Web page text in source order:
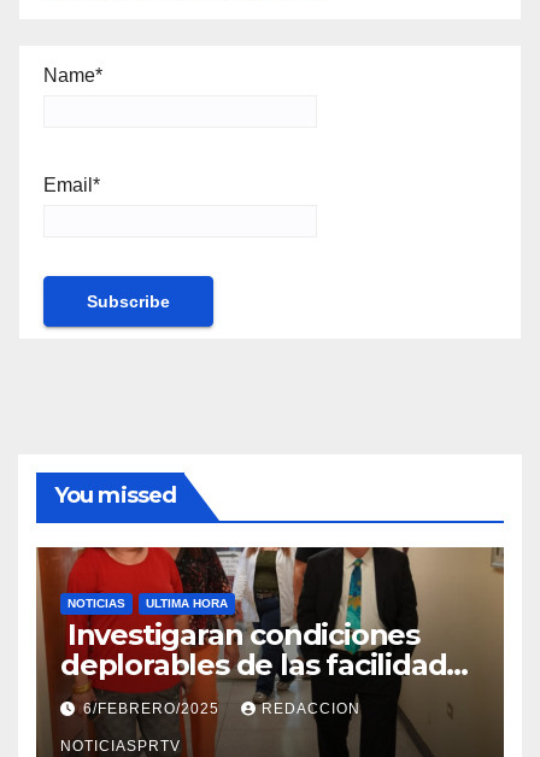
Name*
Email*
You missed
NOTICIAS ULTIMA HORA
Investigaran condiciones
deplorables de las facilidades
el Departamento de la Salud
en Mayagüez
6/FEBRERO/2025 REDACCION
NOTICIASPRTV